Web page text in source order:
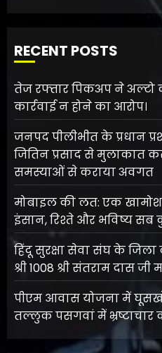
RECENT POSTS
तेज रफ्तार पिकअप ने अल्टो
कार्रवाई न होने का आरोप।
जनपद पीलीभीत के प्रधान
जितिन प्रसाद से मुलाकात
समस्याओं से कराया अवगत
मोबाइल की लत: एक खामोश
इंसान, रिश्ते और भविष्य सब
हिंदू सुरक्षा सेवा संघ के जिला
श्री 1008 श्री संतराम दास जी
पीएम आवास योजना में
तल्लुक पसगवां में भ्रष्टाचार